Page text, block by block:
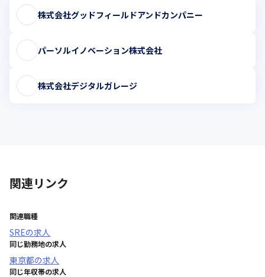
株式会社グッドフィールドアンドカンパニー
パーソルイノベーション株式会社
株式会社デジタルガレージ
関連リンク
関連職種
SREの求人
同じ勤務地の求人
東京都の求人
同じ年収帯の求人